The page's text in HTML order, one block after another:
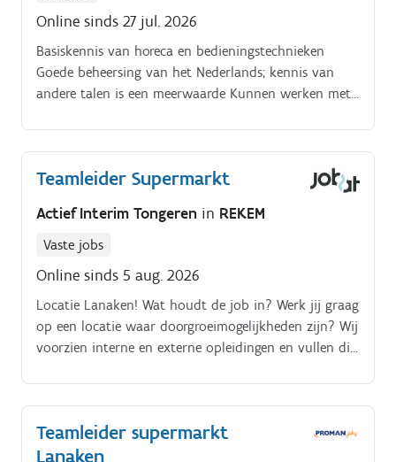
Online sinds 27 jul. 2026
Basiskennis van horeca en bedieningstechnieken
Goede beheersing van het Nederlands; kennis van
andere talen is een meerwaarde Kunnen werken met
werkuren, inclusief avonden, weekends en feestdagen
Zowel voltijdse als deeltijdse tewerkstelling mogelijk
Teamleider Supermarkt
Actief Interim Tongeren in REKEM
Vaste jobs
Online sinds 5 aug. 2026
Locatie Lanaken! Wat houdt de job in? Werk jij graag
op een locatie waar doorgroeimogelijkheden zijn? Wij
voorzien interne en externe opleidingen en vullen dit
Teamleider supermarkt
Lanaken